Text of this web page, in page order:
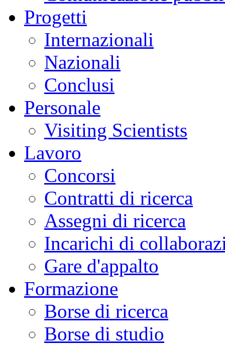
Progetti
Internazionali
Nazionali
Conclusi
Personale
Visiting Scientists
Lavoro
Concorsi
Contratti di ricerca
Assegni di ricerca
Incarichi di
Gare d'appalto
Formazione
Borse di ricerca
Borse di studio